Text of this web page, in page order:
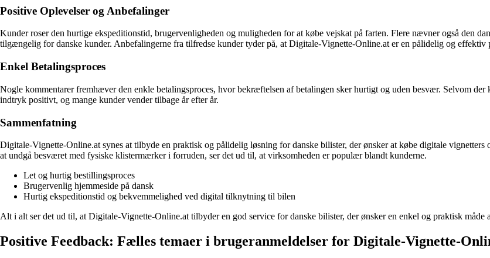
Positive Oplevelser og Anbefalinger
Kunder roser den hurtige ekspeditionstid, brugervenligheden og muligheden for at købe vejskat på farten. Flere nævner også den
tilgængelig for danske kunder. Anbefalingerne fra tilfredse kunder tyder på, at Digitale-Vignette-Online.at er en pålidelig og effektiv
Enkel Betalingsproces
Nogle kommentarer fremhæver den enkle betalingsproces, hvor bekræftelsen af betalingen sker hurtigt og uden besvær. Selvom
indtryk positivt, og mange kunder vender tilbage år efter år.
Sammenfatning
Digitale-Vignette-Online.at synes at tilbyde en praktisk og pålidelig løsning for danske bilister, der ønsker at købe digitale
at undgå besværet med fysiske klistermærker i forruden, ser det ud til, at virksomheden er populær blandt kunderne.
Let og hurtig bestillingsproces
Brugervenlig hjemmeside på dansk
Hurtig ekspeditionstid og bekvemmelighed ved digital tilknytning til bilen
Alt i alt ser det ud til, at Digitale-Vignette-Online.at tilbyder en god service for danske bilister, der ønsker en enkel og praktisk måde
Positive Feedback: Fælles temaer i brugeranmeldelser for Digitale-Vignette-